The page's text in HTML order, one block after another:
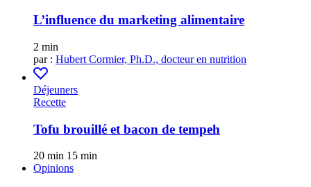
L’influence du marketing alimentaire
2 min
par : Hubert Cormier, Ph.D., docteur en nutrition
Déjeuners
Recette
Tofu brouillé et bacon de tempeh
20 min 15 min
Opinions